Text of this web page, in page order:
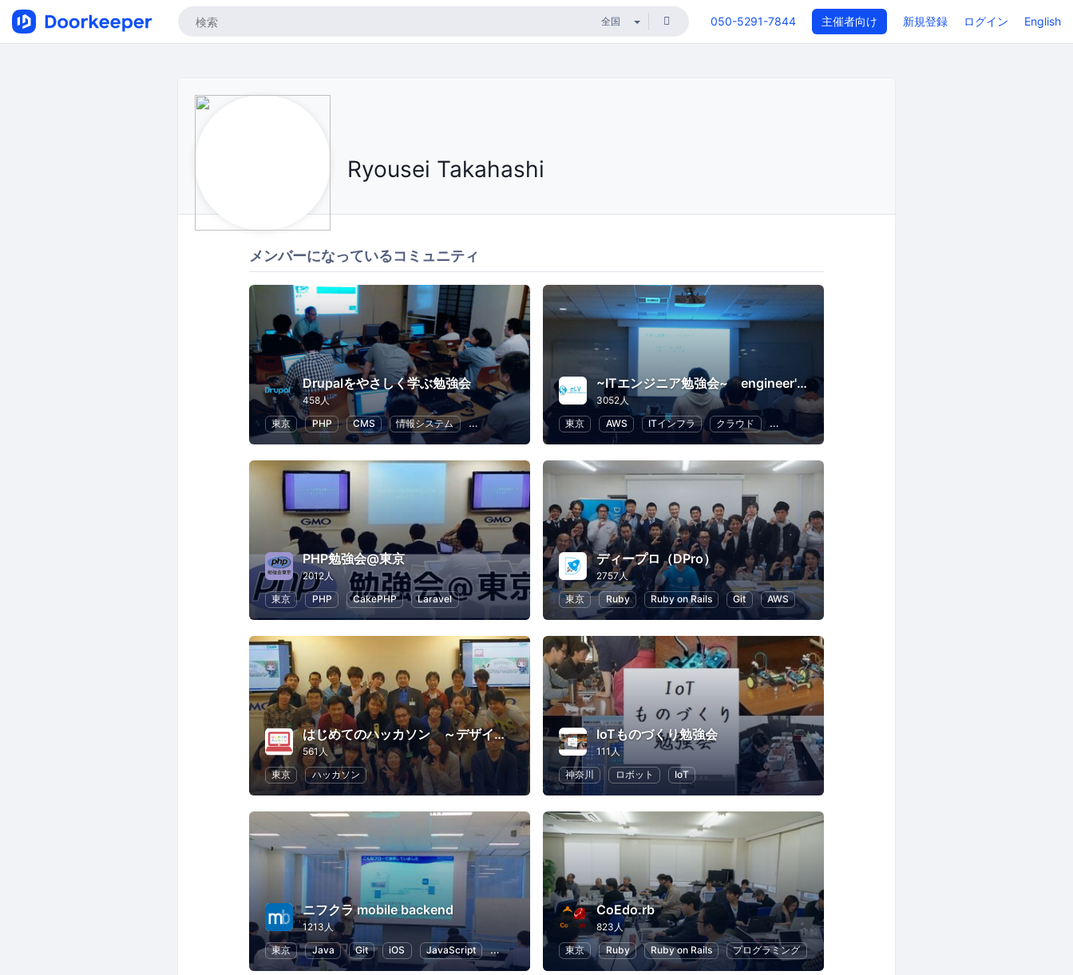
050-5291-7844 主催者向け 新規登録 ログイン English
Ryousei Takahashi
メンバーになっているコミュニティ
Drupalをやさしく学ぶ勉強会
458人
東京
PHP CMS 情報システム オープンソース Drupal
~ITエンジニア勉強会~ engineer's Learning･Vesper
3052人
東京
AWS ITインフラ クラウド Swift
PHP勉強会@東京
2012人
東京
PHP CakePHP Laravel
ディープロ（DPro）
2757人
東京
Ruby Ruby on Rails Git AWS
はじめてのハッカソン ～デザイナーからプログラマーまで～
561人
東京
ハッカソン
IoTものづくり勉強会
111人
神奈川
ロボット IoT
ニフクラ mobile backend
1213人
東京
Java Git iOS JavaScript Web
CoEdo.rb
823人
東京
Ruby Ruby on Rails プログラミング